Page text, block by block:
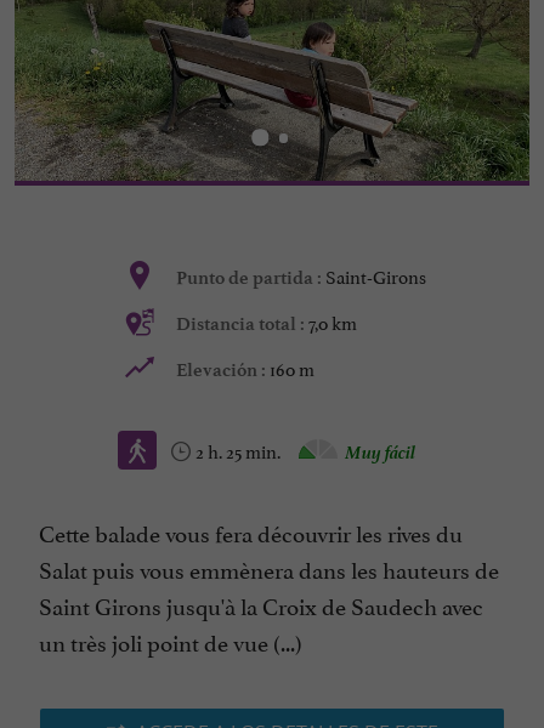
Punto de partida : Saint-Girons
Distancia total : 7,0 km
Elevación : 160 m
2 h. 25 min. Muy fácil
Cette balade vous fera découvrir les rives du
Salat puis vous emmènera dans les hauteurs de
Saint Girons jusqu'à la Croix de Saudech avec
un très joli point de vue (...)